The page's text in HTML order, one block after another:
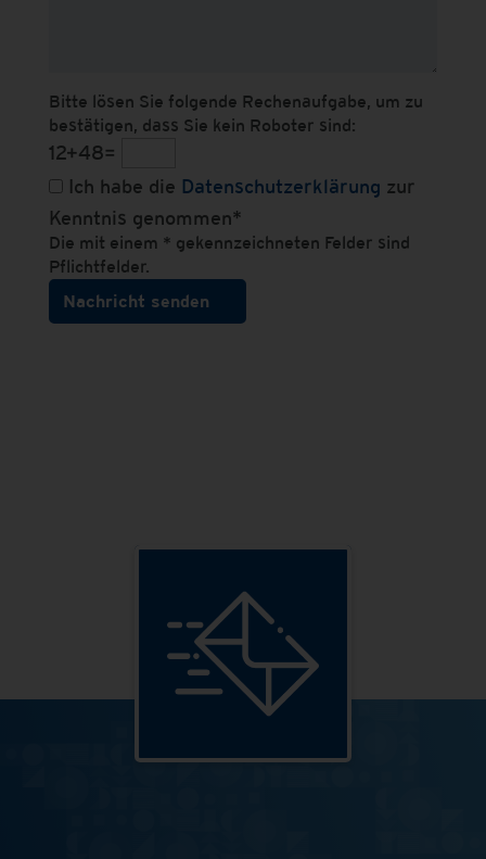
Bitte lösen Sie folgende Rechenaufgabe, um zu
bestätigen, dass Sie kein Roboter sind:
12+48=
Ich habe die Datenschutzerklärung zur
Kenntnis genommen*
Die mit einem * gekennzeichneten Felder sind
Pflichtfelder.